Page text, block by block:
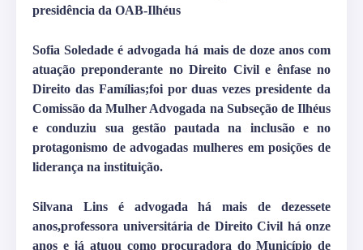
presidência da OAB-Ilhéus
Sofia Soledade é advogada há mais de doze anos com
atuação preponderante no Direito Civil e ênfase no
Direito das Famílias;foi por duas vezes presidente da
Comissão da Mulher Advogada na Subseção de Ilhéus
e conduziu sua gestão pautada na inclusão e no
protagonismo de advogadas mulheres em posições de
liderança na instituição.
Silvana Lins é advogada há mais de dezessete
anos,professora universitária de Direito Civil há onze
anos e já atuou como procuradora do Município de